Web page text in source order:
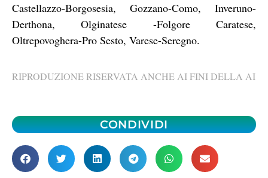
Castellazzo-Borgosesia, Gozzano-Como, Inveruno-
Derthona, Olginatese -Folgore Caratese,
Oltrepovoghera-Pro Sesto, Varese-Seregno.
RIPRODUZIONE RISERVATA ANCHE AI FINI DELLA AI
CONDIVIDI